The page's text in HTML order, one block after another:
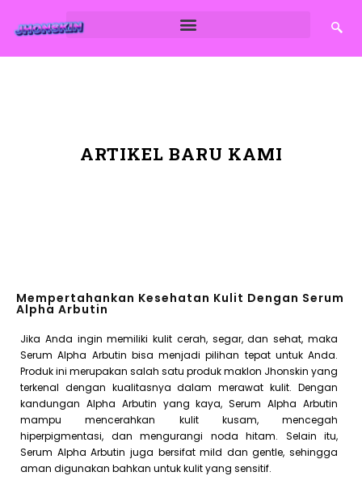
ARTIKEL BARU KAMI
Mempertahankan Kesehatan Kulit Dengan Serum
Alpha Arbutin
Jika Anda ingin memiliki kulit cerah, segar, dan sehat, maka
Serum Alpha Arbutin bisa menjadi pilihan tepat untuk Anda.
Produk ini merupakan salah satu produk maklon Jhonskin yang
terkenal dengan kualitasnya dalam merawat kulit. Dengan
kandungan Alpha Arbutin yang kaya, Serum Alpha Arbutin
mampu mencerahkan kulit kusam, mencegah
hiperpigmentasi, dan mengurangi noda hitam. Selain itu,
Serum Alpha Arbutin juga bersifat mild dan gentle, sehingga
aman digunakan bahkan untuk kulit yang sensitif.